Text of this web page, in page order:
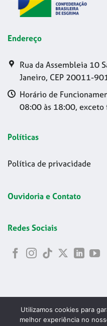
Endereço
Rua da Assembleia 10
Janeiro, CEP 20011-
Horário de
08:00 às 18:00, exceto
Políticas
Política de privacidade
Ouvidoria e Contato
Redes Sociais
Utilizamos cookies para
melhor experiência no